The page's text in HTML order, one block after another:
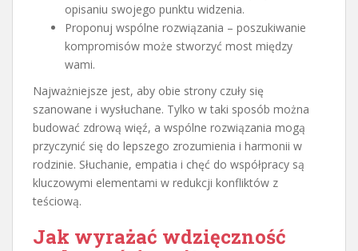
opisaniu swojego punktu widzenia.
Proponuj wspólne rozwiązania – poszukiwanie
kompromisów może stworzyć most między
wami.
Najważniejsze jest, aby obie strony czuły się
szanowane i wysłuchane. Tylko w taki sposób można
budować zdrową więź, a wspólne rozwiązania mogą
przyczynić się do lepszego zrozumienia i harmonii w
rodzinie. Słuchanie, empatia i chęć do współpracy są
kluczowymi elementami w redukcji konfliktów z
teściową.
Jak wyrażać wdzięczność